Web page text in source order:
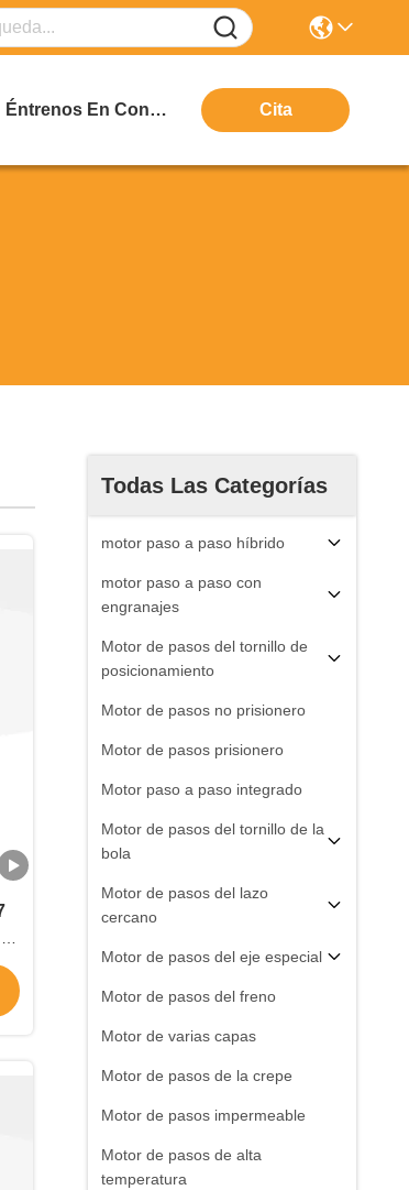
Éntrenos En Contacto Con Cita
Todas Las Categorías
motor paso a paso híbrido
motor paso a paso con
engranajes
Motor de pasos del tornillo de
posicionamiento
Motor de pasos no prisionero
Motor de pasos prisionero
Motor paso a paso integrado
Motor de pasos del tornillo de la
bola
Motor de pasos del lazo
cercano
Motor de pasos del eje especial
Motor de pasos del freno
Motor de varias capas
Motor de pasos de la crepe
Motor de pasos impermeable
Motor de pasos de alta
temperatura